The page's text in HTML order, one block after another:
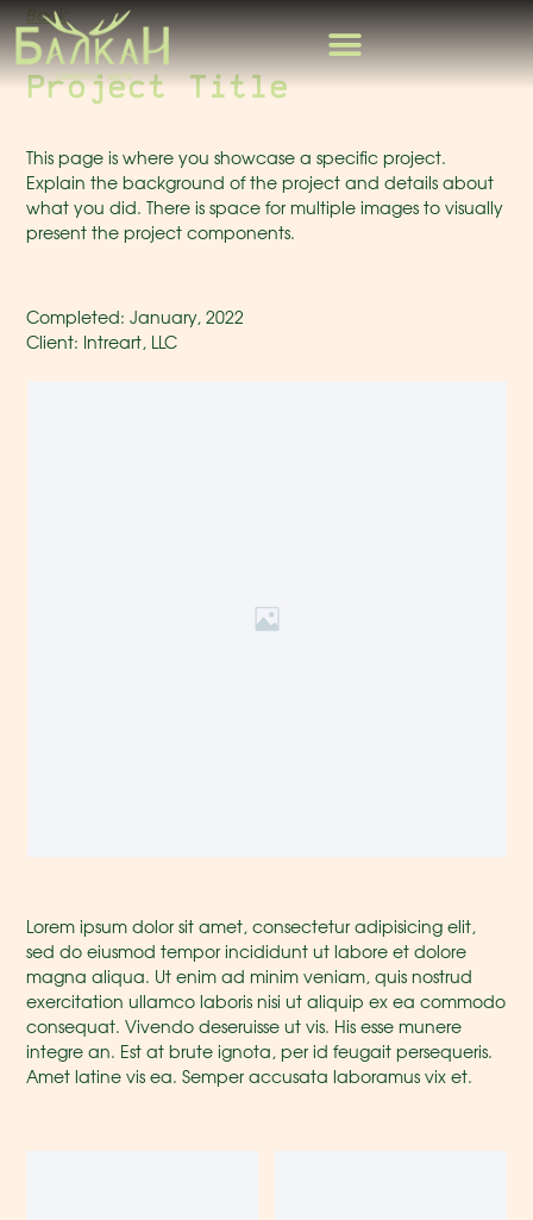
Back
Project Title
This page is where you showcase a specific project.
Explain the background of the project and details about
what you did. There is space for multiple images to visually
present the project components.
Completed: January, 2022
Client: Intreart, LLC
Lorem ipsum dolor sit amet, consectetur adipisicing elit,
sed do eiusmod tempor incididunt ut labore et dolore
magna aliqua. Ut enim ad minim veniam, quis nostrud
exercitation ullamco laboris nisi ut aliquip ex ea commodo
consequat. Vivendo deseruisse ut vis. His esse munere
integre an. Est at brute ignota, per id feugait persequeris.
Amet latine vis ea. Semper accusata laboramus vix et.